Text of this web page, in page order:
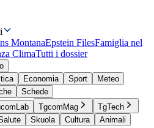
MontanaEpstein FilesFamiglia nel
ClimaTutti i dossier
Economia Sport
Meteo
Schede
TgcomMag
TgTech
Skuola Cultura
Animali